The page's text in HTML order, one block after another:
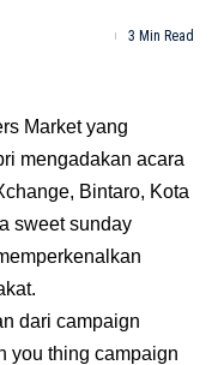
3 Min Read
Market yang
mengadakan acara
Bintaro, Kota
sweet sunday
dari campaign
you thing campaign